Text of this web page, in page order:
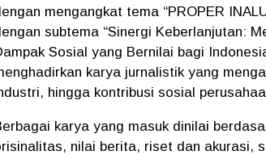
mengangkat tema “PROPER
subtema “Sinergi Keberlanjutan:
Sosial yang Bernilai bagi
karya jurnalistik yang
hingga kontribusi sosial
karya yang masuk dinilai
nilai berita, riset dan akurasi,